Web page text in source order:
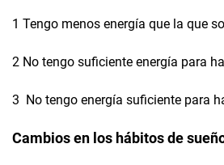
1 Tengo menos energía que la que
2 No tengo suficiente energía para
3 No tengo energía suficiente para
Cambios en los hábitos de